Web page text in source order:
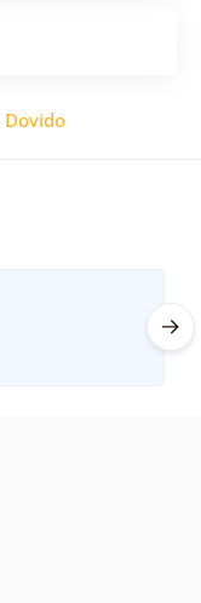
Dovido